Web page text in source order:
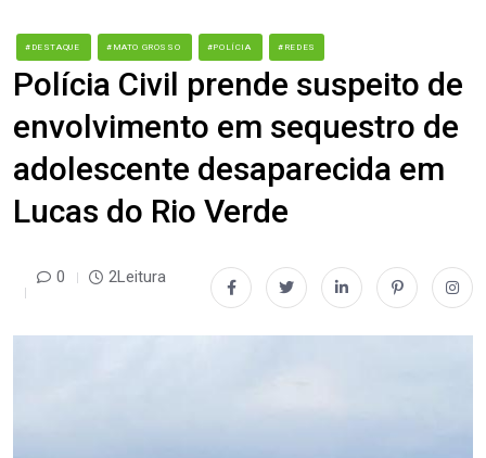
#DESTAQUE #MATO GROSSO #POLÍCIA #REDES
Polícia Civil prende suspeito de
envolvimento em sequestro de
adolescente desaparecida em
Lucas do Rio Verde
0 2Leitura